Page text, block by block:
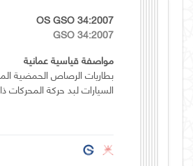
OS GSO 34:2007
GSO 34:2007
مواصفة قياسية عمانية
بطاريات الرصاص الحمضية
السيارات لبد حركة المحركات